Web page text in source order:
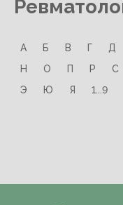
А Б В Г Д
Н
О П Р С
Э
Ю Я 1...9